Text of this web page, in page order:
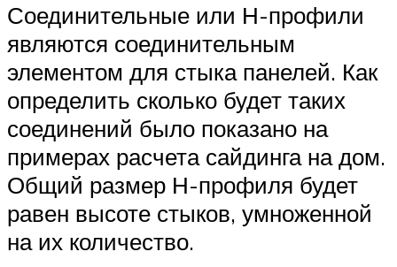
Соединительные или Н-профили
являются соединительным
элементом для стыка панелей. Как
определить сколько будет таких
соединений было показано на
примерах расчета сайдинга на дом.
Общий размер Н-профиля будет
равен высоте стыков, умноженной
на их количество.